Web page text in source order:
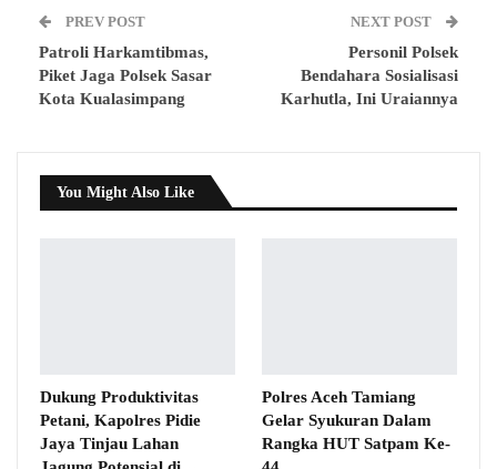
PREV POST
Patroli Harkamtibmas,
Piket Jaga Polsek Sasar
Kota Kualasimpang
NEXT POST
Personil Polsek
Bendahara Sosialisasi
Karhutla, Ini Uraiannya
You Might Also Like
Dukung Produktivitas
Petani, Kapolres Pidie
Jaya Tinjau Lahan
Polres Aceh Tamiang
Gelar Syukuran Dalam
Rangka HUT Satpam Ke-